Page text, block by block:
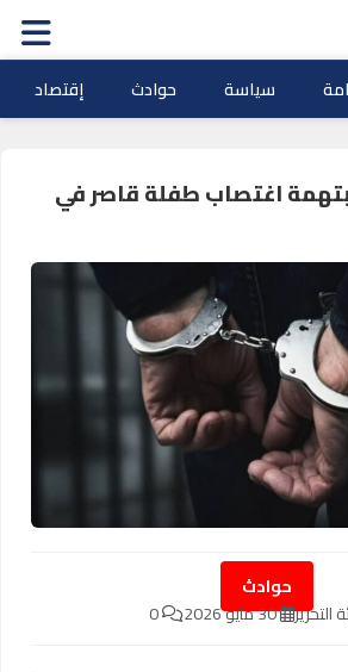
سياسة حوادث إقتصاد
اغتصاب طفلة قاصر في
حوادث
التحرير 30 مايو 2026 0